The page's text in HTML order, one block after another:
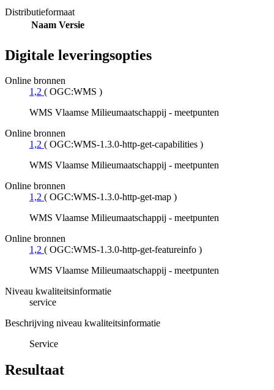
Distributieformaat
Naam Versie
Digitale leveringsopties
Online bronnen
1,2 ( OGC:WMS )
WMS Vlaamse Milieumaatschappij - meetpunten
Online bronnen
1,2 ( OGC:WMS-1.3.0-http-get-capabilities )
WMS Vlaamse Milieumaatschappij - meetpunten
Online bronnen
1,2 ( OGC:WMS-1.3.0-http-get-map )
WMS Vlaamse Milieumaatschappij - meetpunten
Online bronnen
1,2 ( OGC:WMS-1.3.0-http-get-featureinfo )
WMS Vlaamse Milieumaatschappij - meetpunten
Niveau kwaliteitsinformatie
service
Beschrijving niveau kwaliteitsinformatie
Service
Resultaat